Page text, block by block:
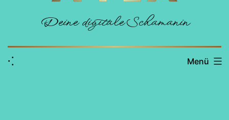
Deine digitale Schamanin
⁖ Menü